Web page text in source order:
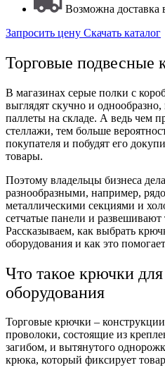
Возможна доставка
Запросить цену Скачать каталог
Торговые подвесные
В магазинах серые полки с
выглядят скучно и
паллеты на складе. А ведь чем
стеллажи, тем больше
покупателя и побудят его
товары.
Поэтому владельцы бизнеса
разнообразными, например,
металлическими секциями и
сетчатые панели и
Рассказываем, как выбрать
оборудования и как это
Что такое крючки для
оборудования
Торговые крючки –
проволоки, состоящие из
загибом, и вытянутого
крюка, который фиксирует